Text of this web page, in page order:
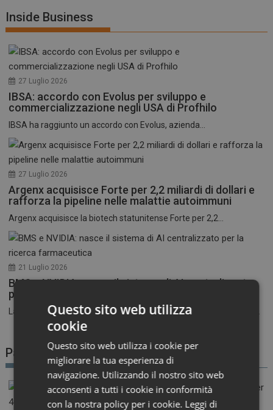
Inside Business
27 Luglio 2026
IBSA: accordo con Evolus per sviluppo e
commercializzazione negli USA di Profhilo
IBSA ha raggiunto un accordo con Evolus, azienda...
27 Luglio 2026
Argenx acquisisce Forte per 2,2 miliardi di dollari e
rafforza la pipeline nelle malattie autoimmuni
Argenx acquisisce la biotech statunitense Forte per 2,2...
21 Luglio 2026
BMS e NVIDIA: nasce il sistema di AI centralizzato
per la ricerca farmaceutica
La corsa all’intelligenza artificiale nel settore farmaceutico entra...
Patient Advocacy
Questo sito web utilizza
cookie
Questo sito web utilizza i cookie per
migliorare la tua esperienza di
navigazione. Utilizzando il nostro sito web
acconsenti a tutti i cookie in conformità
con la nostra policy per i cookie. Leggi di